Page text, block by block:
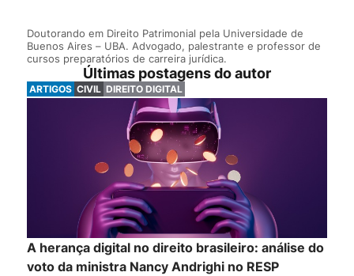
Doutorando em Direito Patrimonial pela Universidade de
Buenos Aires – UBA. Advogado, palestrante e professor de
cursos preparatórios de carreira jurídica.
Últimas postagens do autor
ARTIGOS CIVIL DIREITO DIGITAL
A herança digital no direito brasileiro: análise do
voto da ministra Nancy Andrighi no RESP